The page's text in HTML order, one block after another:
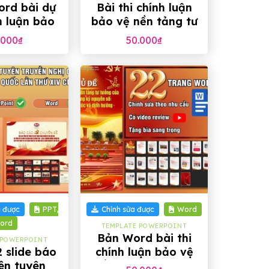
bài dự
luận bảo
tảng tư
₫
Bài thi chính luận
bảo vệ nền tảng tư
tưởng của Đảng
Thanh niên
50.000₫
được
PPT,
slide báo
tuyên
+
Chỉnh sửa được Word
TEMPLATE POWERPOINT
Bản Word bài thi
chính luận bảo vệ
nền tảng tư tưởng